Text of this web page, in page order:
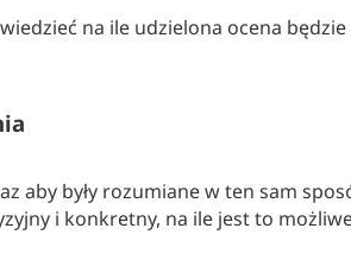
na ile udzielona ocena
aby były rozumiane w ten sam
i konkretny, na ile jest to